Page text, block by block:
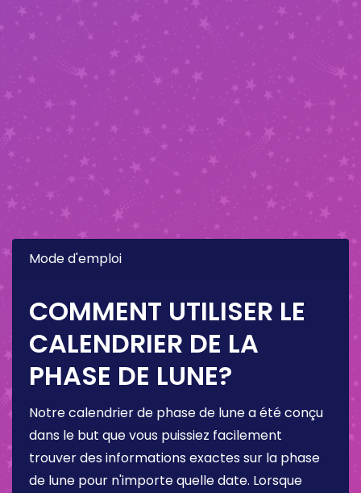
Mode d'emploi
COMMENT UTILISER LE
CALENDRIER DE LA
PHASE DE LUNE?
Notre calendrier de phase de lune a été conçu
dans le but que vous puissiez facilement
trouver des informations exactes sur la phase
de lune pour n'importe quelle date. Lorsque